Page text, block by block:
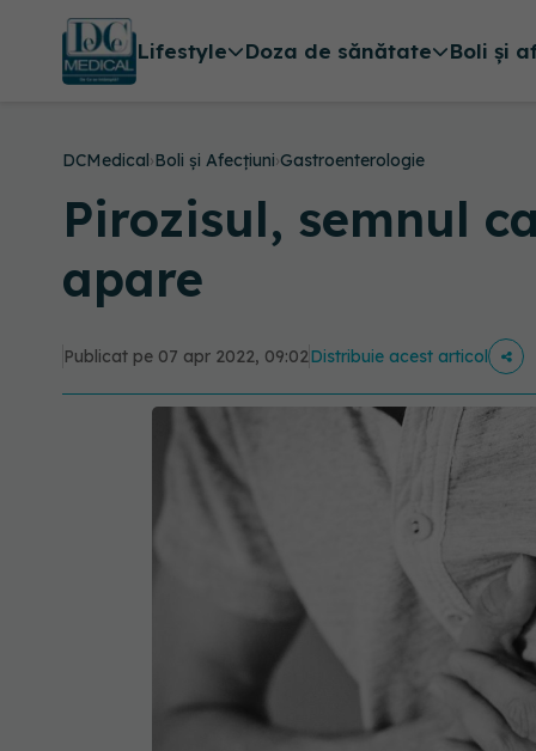
Lifestyle Doza de sănătate Boli și
DCMedical›Boli și Afecțiuni›Gastroenterologie
Pirozisul, semnul
apare
Publicat pe 07 apr 2022, 09:02Distribuie acest articol